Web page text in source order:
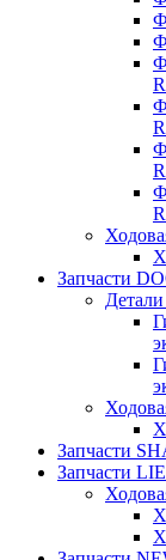
Запчасти
Запчасти
Запчасти